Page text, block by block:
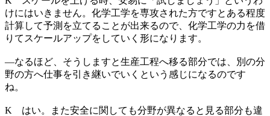
けにはいきません。化学工学を専攻された方ですとある程度
計算して予測を立てることが出来るので、化学工学の力を借
りてスケールアップをしていく形になります。
―なるほど、そうしますと生産工程へ移る部分では、別の分
野の方へ仕事を引き継いでいくという感じになるのです
ね。
K はい。また安全に関しても分野が異なると見る部分も違